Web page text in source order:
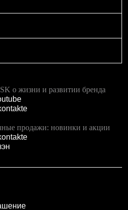
о жизни и развитии бренда
продажи: новинки и акции